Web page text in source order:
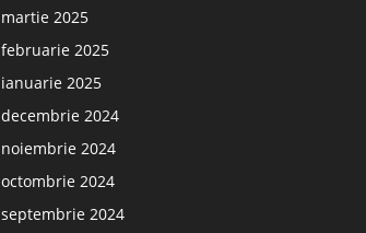
martie 2025
februarie 2025
ianuarie 2025
decembrie 2024
noiembrie 2024
octombrie 2024
septembrie 2024